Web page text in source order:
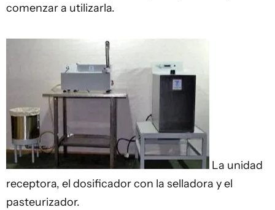
comenzar a utilizarla.
La unidad
receptora, el dosificador con la selladora y el
pasteurizador.